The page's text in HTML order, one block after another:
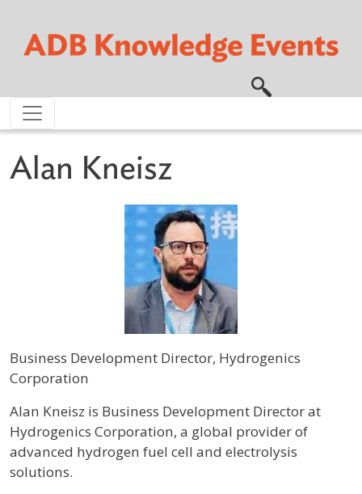
Alan Kneisz
Business Development Director, Hydrogenics
Corporation
Profile / Bio
Alan Kneisz is Business Development Director at
Hydrogenics Corporation, a global provider of
advanced hydrogen fuel cell and electrolysis
solutions.